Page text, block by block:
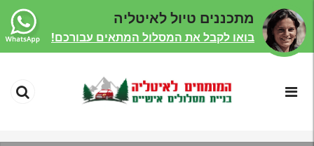
מתכננים טיול לאיטליה
בואו לקבל את המסלול המתאים עבורכם!